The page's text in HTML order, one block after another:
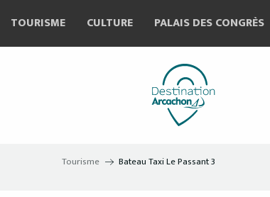
contenu
TOURISME CULTURE PALAIS DES CONGRÈS
Tourisme Bateau Taxi Le Passant 3